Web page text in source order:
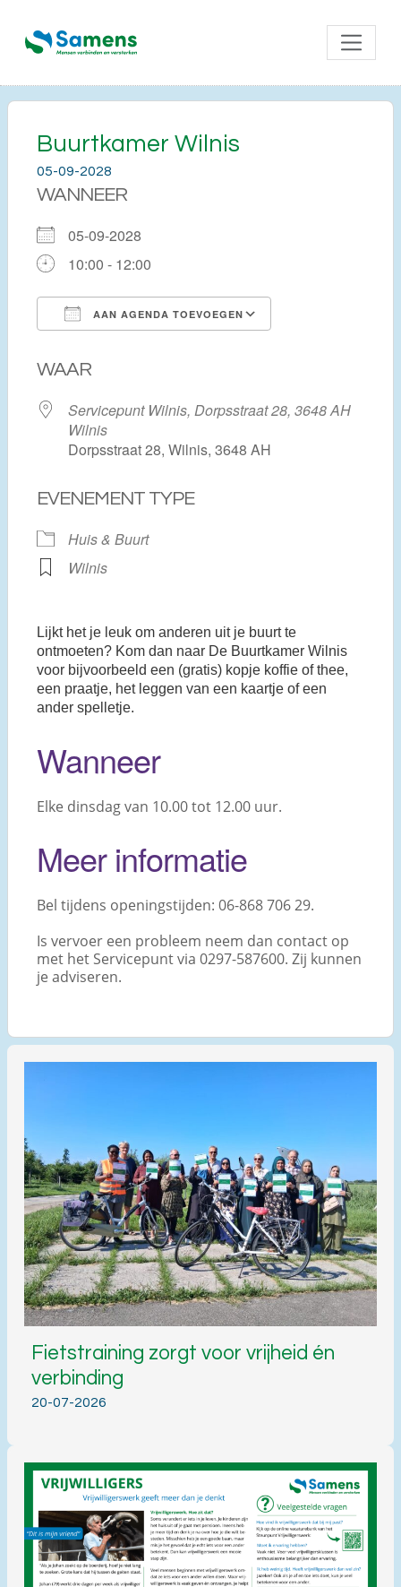
Buurtkamer Wilnis
05-09-2028
WANNEER
05-09-2028
10:00 - 12:00
AAN AGENDA TOEVOEGEN
WAAR
Servicepunt Wilnis, Dorpsstraat 28, 3648 AH
Wilnis
Dorpsstraat 28, Wilnis, 3648 AH
EVENEMENT TYPE
Huis & Buurt
Wilnis
Lijkt het je leuk om anderen uit je buurt te
ontmoeten? Kom dan naar De Buurtkamer Wilnis
voor bijvoorbeeld een (gratis) kopje koffie of thee,
een praatje, het leggen van een kaartje of een
ander spelletje.
Wanneer
Elke dinsdag van 10.00 tot 12.00 uur.
Meer informatie
Bel tijdens openingstijden: 06-868 706 29.
Is vervoer een probleem neem dan contact op
met het Servicepunt via 0297-587600. Zij kunnen
je adviseren.
Fietstraining zorgt voor vrijheid én
verbinding
20-07-2026